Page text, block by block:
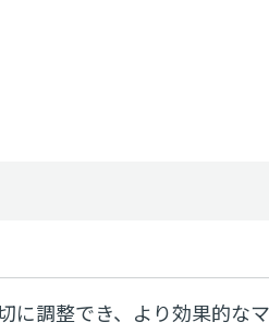
に調整でき、より効果的な